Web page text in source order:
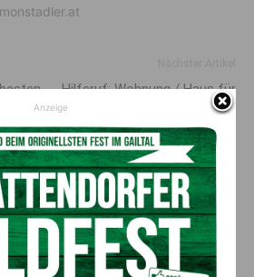
Hilferuf: Wohnung / Haus für
ukrainische Familie gesucht!
AKTUELLES
2026
6. August 2026
Anzeige